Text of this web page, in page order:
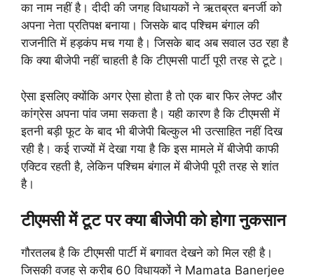
का नाम नहीं है। दीदी की जगह विधायकों ने ऋतब्रत बनर्जी को
अपना नेता प्रतिपक्ष बनाया। जिसके बाद पश्चिम बंगाल की
राजनीति में हड़कंप मच गया है। जिसके बाद अब सवाल उठ रहा है
कि क्या बीजेपी नहीं चाहती है कि टीएमसी पार्टी पूरी तरह से टूटे।
ऐसा इसलिए क्योंकि अगर ऐसा होता है तो एक बार फिर लेफ्ट और
कांग्रेस अपना पांव जमा सकता है। यही कारण है कि टीएमसी में
इतनी बड़ी फूट के बाद भी बीजेपी बिल्कुल भी उत्साहित नहीं दिख
रही है। कई राज्यों में देखा गया है कि इस मामले में बीजेपी काफी
एक्टिव रहती है, लेकिन पश्चिम बंगाल में बीजेपी पूरी तरह से शांत
है।
टीएमसी में टूट पर क्या बीजेपी को होगा नुकसान
गौरतलब है कि टीएमसी पार्टी में बगावत देखने को मिल रही है।
जिसकी वजह से करीब 60 विधायकों ने Mamata Banerjee